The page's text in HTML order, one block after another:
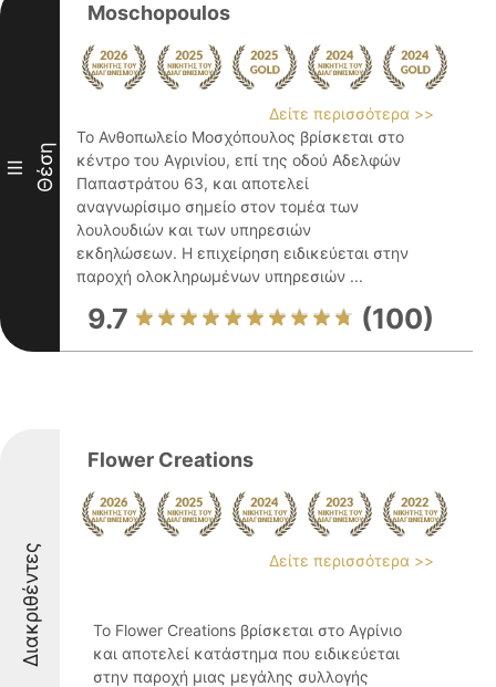
III Θέση
Moschopoulos
Δείτε περισσότερα >>
Το Ανθοπωλείο Μοσχόπουλος βρίσκεται στο
κέντρο του Αγρινίου, επί της οδού Αδελφών
Παπαστράτου 63, και αποτελεί
αναγνωρίσιμο σημείο στον τομέα των
λουλουδιών και των υπηρεσιών
εκδηλώσεων. Η επιχείρηση ειδικεύεται στην
παροχή ολοκληρωμένων υπηρεσιών ...
9.7 (100)
Διακριθέντες
Flower Creations
Δείτε περισσότερα >>
Το Flower Creations βρίσκεται στο Αγρίνιο
και αποτελεί κατάστημα που ειδικεύεται
στην παροχή μιας μεγάλης συλλογής